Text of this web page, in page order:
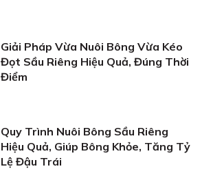
Giải Pháp Vừa Nuôi Bông Vừa Kéo
Đọt Sầu Riêng Hiệu Quả, Đúng Thời
Điểm
Quy Trình Nuôi Bông Sầu Riêng
Hiệu Quả, Giúp Bông Khỏe, Tăng Tỷ
Lệ Đậu Trái